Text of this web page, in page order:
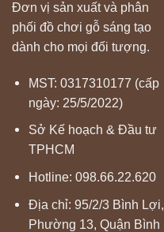
Đơn vị sản xuất và phân
phối đồ chơi gỗ sáng tạo
dành cho mọi đối tượng.
MST: 0317310177 (cấp
ngày: 25/5/2022)
Sở Kế hoạch & Đầu tư
TPHCM
Hotline: 098.66.22.620
Địa chỉ: 95/2/3 Bình Lợi,
Phường 13, Quận Bình